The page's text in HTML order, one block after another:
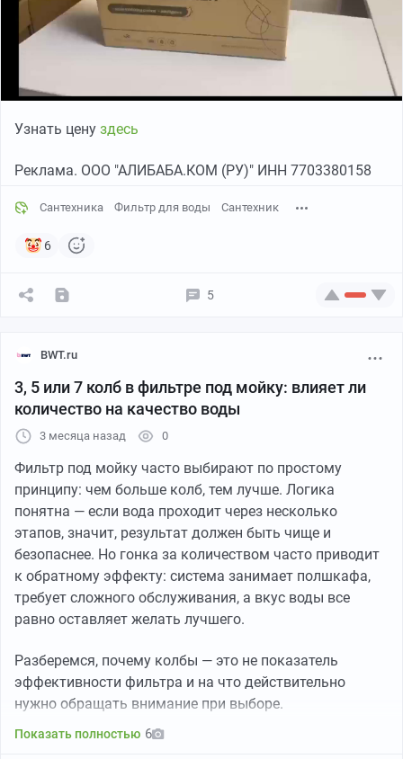
Сразу скажу про проблемы с этими песочными
фильтрами.
Узнать цену здесь
Реклама. ООО "АЛИБАБА.КОМ (РУ)" ИНН 7703380158
Сантехника Фильтр для воды Сантехник
6
5
BWT.ru
3, 5 или 7 колб в фильтре под мойку: влияет ли
количество на качество воды
3 месяца назад 0
Фильтр под мойку часто выбирают по простому
принципу: чем больше колб, тем лучше. Логика
понятна — если вода проходит через несколько
этапов, значит, результат должен быть чище и
безопаснее. Но гонка за количеством часто приводит
к обратному эффекту: система занимает полшкафа,
требует сложного обслуживания, а вкус воды все
равно оставляет желать лучшего.
Разберемся, почему колбы — это не показатель
эффективности фильтра и на что действительно
нужно обращать внимание при выборе.
Показать полностью 6